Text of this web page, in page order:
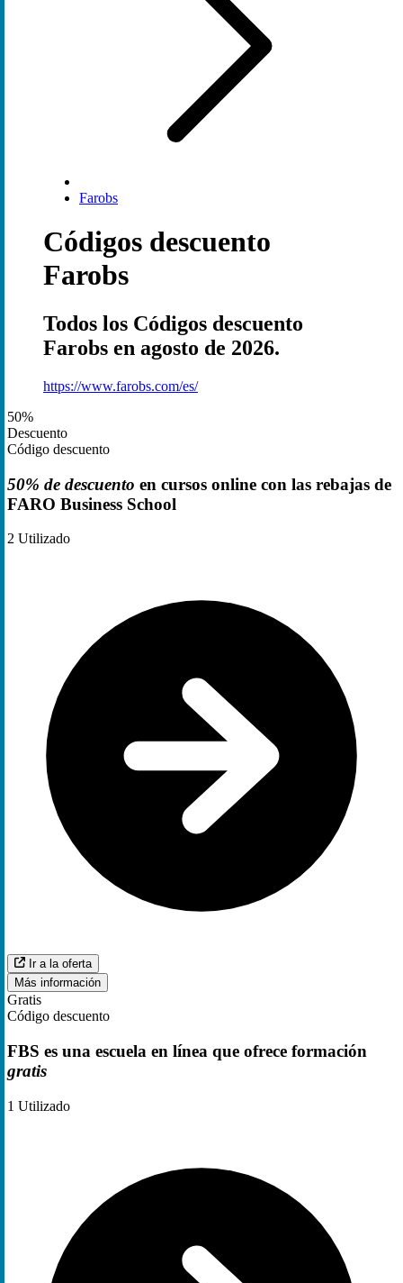
Farobs
Códigos descuento
Farobs
Todos los Códigos descuento
Farobs en agosto de 2026.
https://www.farobs.com/es/
50%
Descuento
Código descuento
50% de descuento en cursos online con las rebajas de
FARO Business School
2 Utilizado
Ir a la oferta
Más información
Gratis
Código descuento
FBS es una escuela en línea que ofrece formación
gratis
1 Utilizado